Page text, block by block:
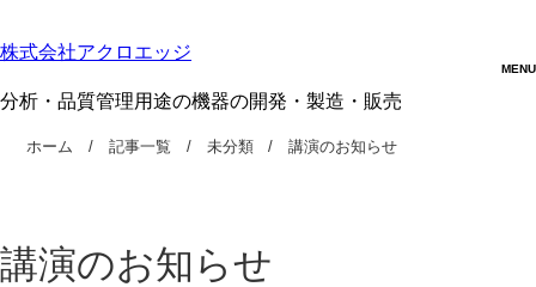
株式会社アクロエッジ
分析・品質管理用途の機器の開発・製造・販売
ホーム 記事一覧 未分類 講演のお知らせ
講演のお知らせ